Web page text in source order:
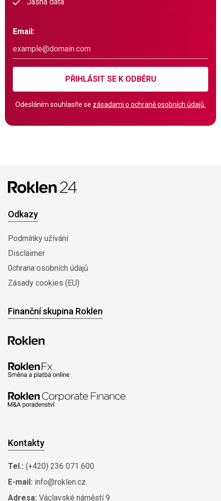
Email:
PŘIHLÁSIT SE K ODBĚRU
Odesláním souhlasíte se zásadami o ochraně osobních údajů.
Odkazy
Podmínky užívání
Disclaimer
0chrana osobních údajů
Zásady cookies (EU)
Finanční skupina Roklen
Kontakty
Tel.: (+420) 236 071 600
E-mail: info@roklen.cz
Adresa: Václavské náměstí 9